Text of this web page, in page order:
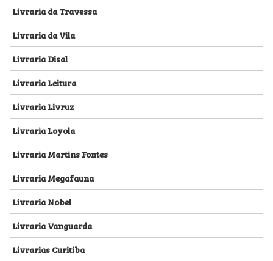
Livraria da Travessa
Livraria da Vila
Livraria Disal
Livraria Leitura
Livraria Livruz
Livraria Loyola
Livraria Martins Fontes
Livraria Megafauna
Livraria Nobel
Livraria Vanguarda
Livrarias Curitiba